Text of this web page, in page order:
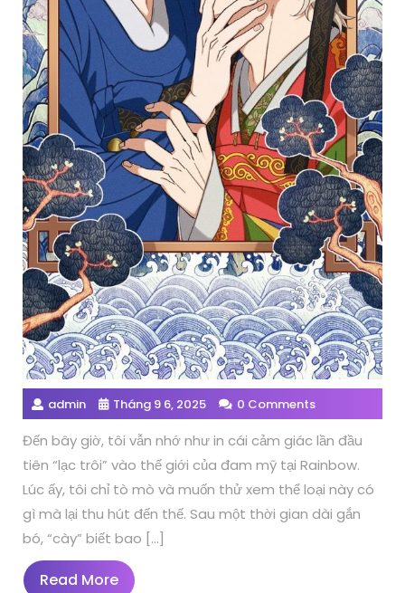
admin Tháng 9 6, 2025 0 Comments
Đến bây giờ, tôi vẫn nhớ như in cái cảm giác lần đầu
tiên “lạc trôi” vào thế giới của đam mỹ tại Rainbow.
Lúc ấy, tôi chỉ tò mò và muốn thử xem thể loại này có
gì mà lại thu hút đến thế. Sau một thời gian dài gắn
bó, “cày” biết bao […]
Read MoreRead